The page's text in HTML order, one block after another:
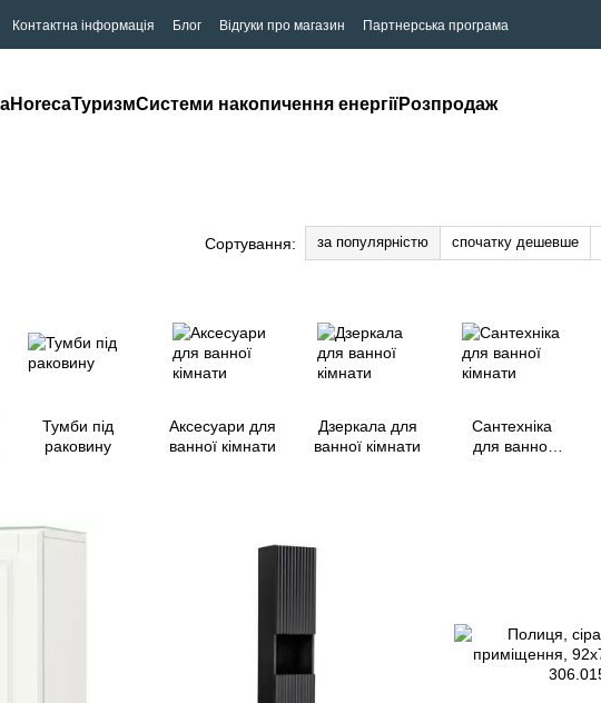
Контактна інформація Блог Відгуки про магазин Партнерська програма
HorecaТуризмСистеми накопичення енергіїРозпродаж
Сортування: за популярністю спочатку дешевше
Тумби під
раковину
Аксесуари для
ванної кімнати
Дзеркала для
ванної кімнати
Сантехніка
для ванної